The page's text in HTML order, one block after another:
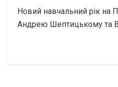
Новий навчальний рік на
Андрею Шептицькому та